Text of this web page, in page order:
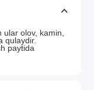
olov, kamin,
qulaydir.
paytida